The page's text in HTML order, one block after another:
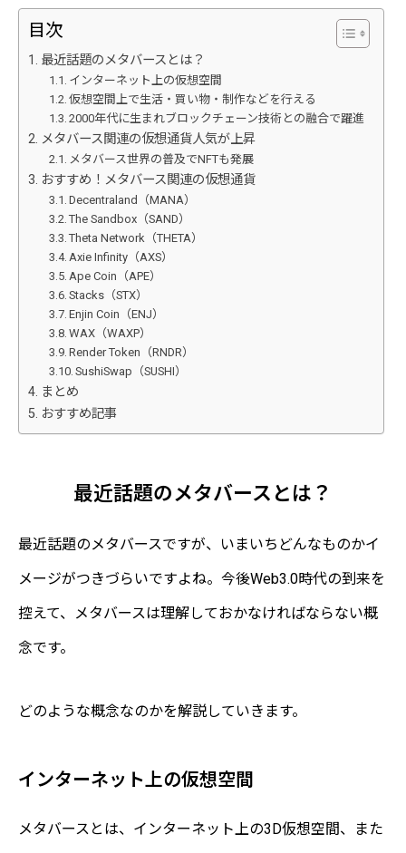
目次
最近話題のメタバースとは？
インターネット上の仮想空間
仮想空間上で生活・買い物・制作などを行える
2000年代に生まれブロックチェーン技術との融合で躍進
メタバース関連の仮想通貨人気が上昇
メタバース世界の普及でNFTも発展
おすすめ！メタバース関連の仮想通貨
Decentraland（MANA）
The Sandbox（SAND）
Theta Network（THETA）
Axie Infinity（AXS）
Ape Coin（APE）
Stacks（STX）
Enjin Coin（ENJ）
WAX（WAXP）
Render Token（RNDR）
SushiSwap（SUSHI）
まとめ
おすすめ記事
最近話題のメタバースとは？
最近話題のメタバースですが、いまいちどんなものかイ
メージがつきづらいですよね。今後Web3.0時代の到来を
控えて、メタバースは理解しておかなければならない概
念です。
どのような概念なのかを解説していきます。
インターネット上の仮想空間
メタバースとは、インターネット上の3D仮想空間、また